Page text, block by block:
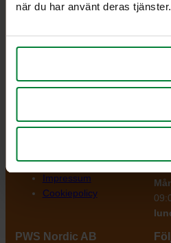
när du har använt deras tjänster.
PWS utvecklar effektiva,
fungerande produkter och
Personuppgifter
Impressum
Cookiepolicy
PWS Nordic AB